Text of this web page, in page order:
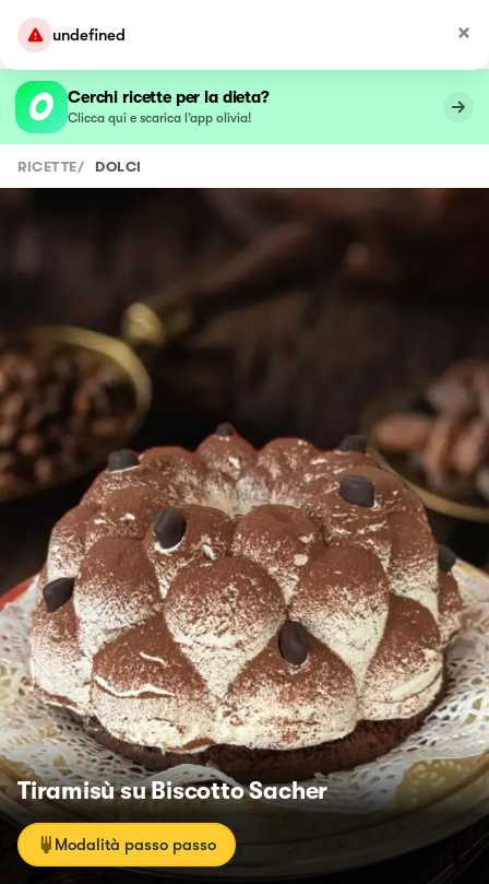
undefined
Cerchi ricette per la dieta?
Clicca qui e scarica l’app olivia!
RICETTE/ DOLCI
Tiramisù su Biscotto Sacher
Modalità passo passo